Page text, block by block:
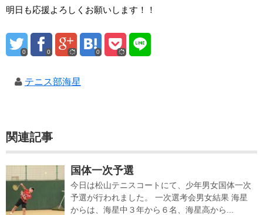
明日も応援よろしくお願いします！！
0 0 0
テニス部海星
関連記事
国体一次予選
今日は松山テニスコートにて、少年男女国体一次
予選が行われました。 一次選考会男女結果 海星
からは、海星中３年から６名、海星高から...